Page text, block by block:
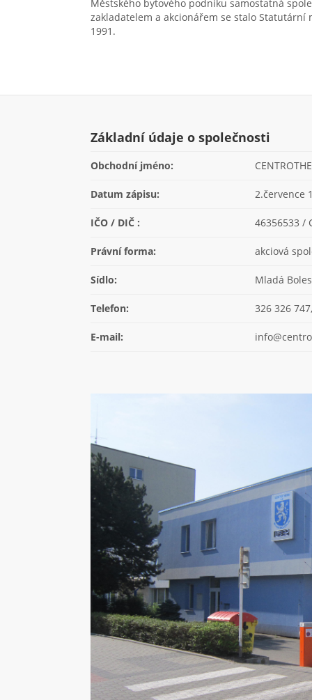
Městského bytového podniku samostatná
zakladatelem a akcionářem se stalo Statutární
1991.
Základní údaje o společnosti
Obchodní jméno:
Datum zápisu: 2.července
IČO / DIČ : 46356533 /
Právní forma: akciová
Sídlo: Mladá
Telefon: 326 326
E-mail: